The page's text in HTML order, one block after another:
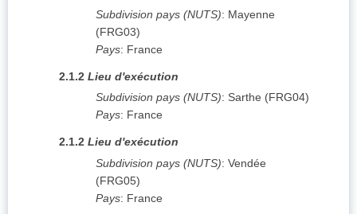
Subdivision pays (NUTS): Mayenne
(FRG03)
Pays: France
2.1.2 Lieu d'exécution
Subdivision pays (NUTS): Sarthe (FRG04)
Pays: France
2.1.2 Lieu d'exécution
Subdivision pays (NUTS): Vendée
(FRG05)
Pays: France